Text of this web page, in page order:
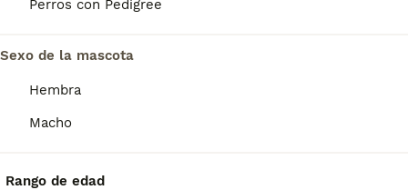
Perros con Pedigree
Sexo de la mascota
Hembra
Macho
Rango de edad
¿Qué diferencia hay entre
yorkshire terrier y Biewer?